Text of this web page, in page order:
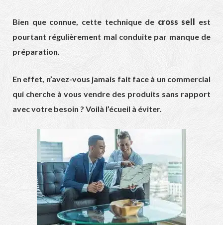
Bien que connue, cette technique de cross sell
est
pourtant régulièrement mal conduite par manque de
préparation.
En effet, n’avez-vous jamais fait face à un commercial
qui cherche à vous vendre des produits sans rapport
avec votre besoin ? Voilà l’écueil à éviter.